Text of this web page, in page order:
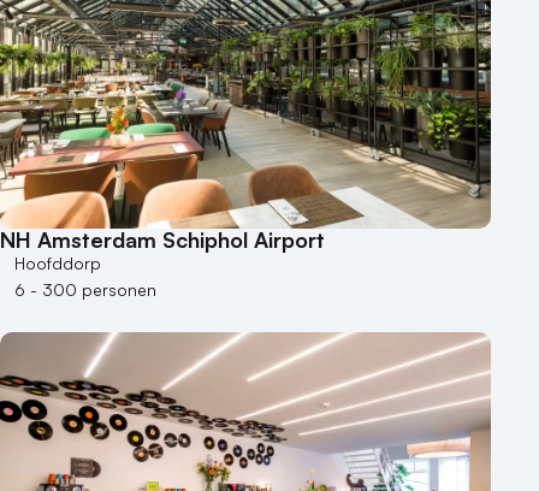
NH Amsterdam Schiphol Airport
Hoofddorp
6 - 300 personen